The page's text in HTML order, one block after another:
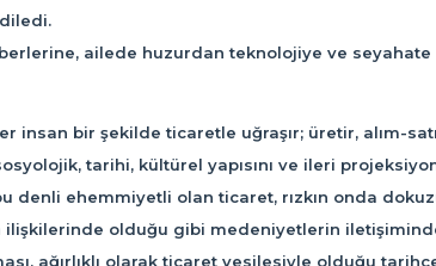
ailede huzurdan teknolojiye ve seyahate
insan bir şekilde ticaretle uğraşır; üretir, alım-
tarihi, kültürel yapısını ve ileri
ehemmiyetli olan ticaret, rızkın onda
olduğu gibi medeniyetlerin
ağırlıklı olarak ticaret vesilesiyle olduğu